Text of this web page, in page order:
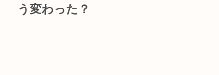
う変わった？